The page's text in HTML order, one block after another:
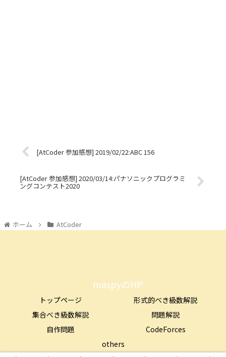
[AtCoder 参加感想] 2019/02/22:ABC 156
[AtCoder 参加感想] 2020/03/14:パナソニックプログラミ
ングコンテスト2020
ホーム AtCoder
maspyのHP
トップページ
形式的べき級数解説
集合べき級数解説
問題解説
自作問題
CodeForces
others